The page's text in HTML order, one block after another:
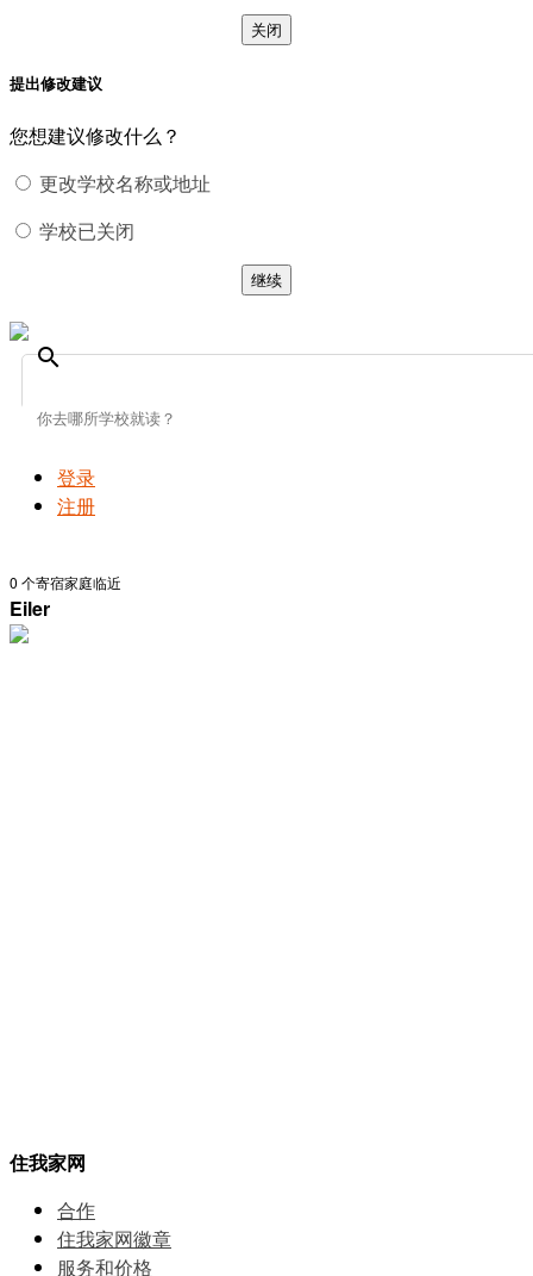
关闭
提出修改建议
您想建议修改什么？
更改学校名称或地址
学校已关闭
继续
search
登录
注册
0 个寄宿家庭临近
Eiler
住我家网
合作
住我家网徽章
服务和价格